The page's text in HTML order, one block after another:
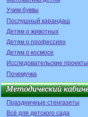
Учим буквы
Послушный карандаш
Детям о животных
Детям о профессиях
Детям о космосе
Исследовательские проекты
Почемучка
Праздничные стенгазеты
Всё для детского сада